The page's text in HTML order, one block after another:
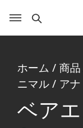
ホーム / 商品
ニマル/ ア
ベア